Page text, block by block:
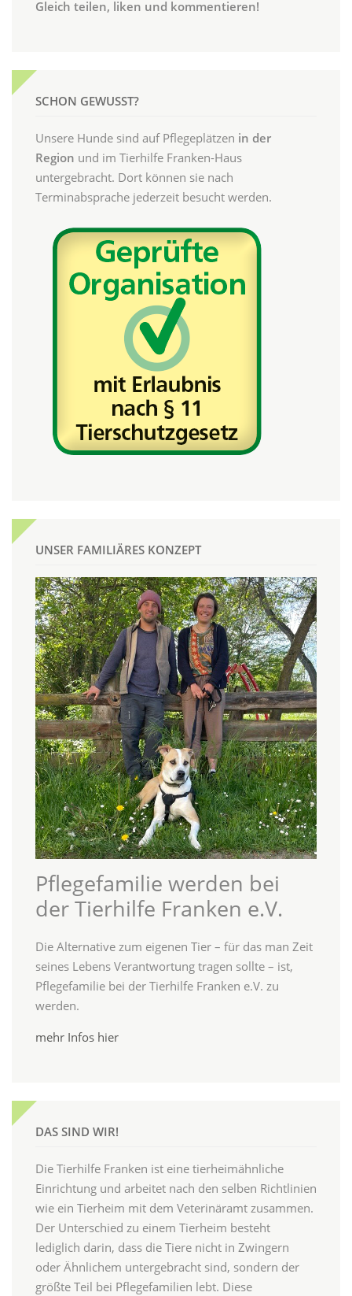
Gleich teilen, liken und kommentieren!
SCHON GEWUSST?
Unsere Hunde sind auf Pflegeplätzen in der
Region und im Tierhilfe Franken-Haus
untergebracht. Dort können sie nach
Terminabsprache jederzeit besucht werden.
UNSER FAMILIÄRES KONZEPT
Pflegefamilie werden bei
der Tierhilfe Franken e.V.
Die Alternative zum eigenen Tier – für das man Zeit
seines Lebens Verantwortung tragen sollte – ist,
Pflegefamilie bei der Tierhilfe Franken e.V. zu
werden.
mehr Infos hier
DAS SIND WIR!
Die Tierhilfe Franken ist eine tierheimähnliche
Einrichtung und arbeitet nach den selben Richtlinien
wie ein Tierheim mit dem Veterinäramt zusammen.
Der Unterschied zu einem Tierheim besteht
lediglich darin, dass die Tiere nicht in Zwingern
oder Ähnlichem untergebracht sind, sondern der
größte Teil bei Pflegefamilien lebt. Diese